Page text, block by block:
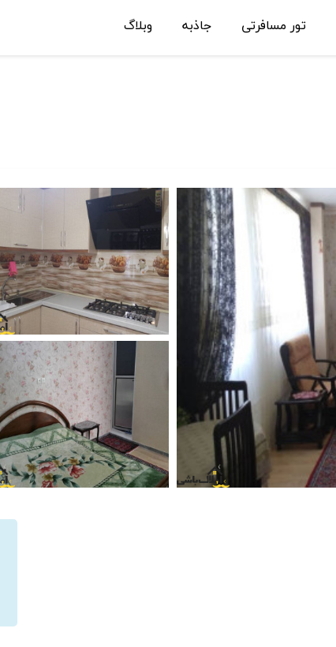
تور مسافرتی جاذبه وبلاگ